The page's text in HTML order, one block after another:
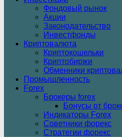
Фондовый рынок
Акции
Законодательство
Инвестфонды
Криптовалюта
Криптокошельки
Криптобиржи
Обменники
Промышленность
Forex
Брокеры forex
Бонусы от
Индикаторы Forex
Советники форекс
Стратегии форекс